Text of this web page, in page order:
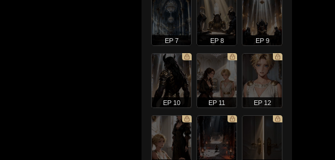
EP 7 EP 8 EP 9
EP 10 EP 11 EP 12